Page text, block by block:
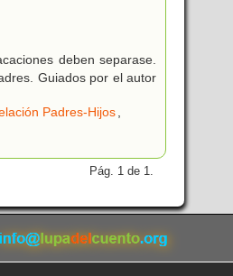
deben separase.
Guiados por el autor
Padres-Hijos,
Pág. 1 de 1.